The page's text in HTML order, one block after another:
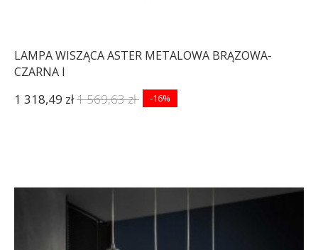
LAMPA WISZĄCA ASTER METALOWA BRĄZOWA-
CZARNA I
1 318,49 zł1 569,63 zł -16%